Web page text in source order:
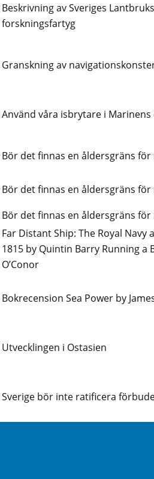
Beskrivning av Sveriges
forskningsfartyg
Granskning av
Använd våra isbrytare i
Bör det finnas en åldersgräns för
Bör det finnas en åldersgräns för
Bör det finnas en åldersgräns för
Far Distant Ship: The Royal
1815 by Quintin Barry Running a
O’Conor
Bokrecension Sea Power by
Utvecklingen i Ostasien
Sverige bör inte ratificera